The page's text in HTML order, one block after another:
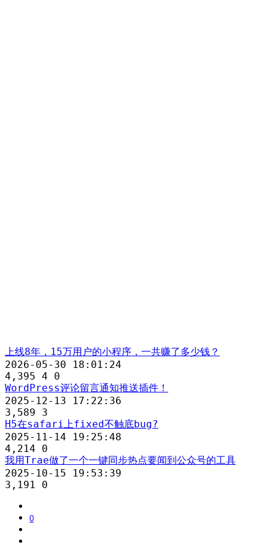
上线8年，15万用户的小程序，一共赚了多少钱？
2026-05-30 18:01:24
4,395 4 0
WordPress评论留言通知推送插件！
2025-12-13 17:22:36
3,589 3
H5在safari上fixed不触底bug?
2025-11-14 19:25:48
4,214 0
我用Trae做了一个一键同步热点要闻到公众号的工具
2025-10-15 19:53:39
3,191 0
0